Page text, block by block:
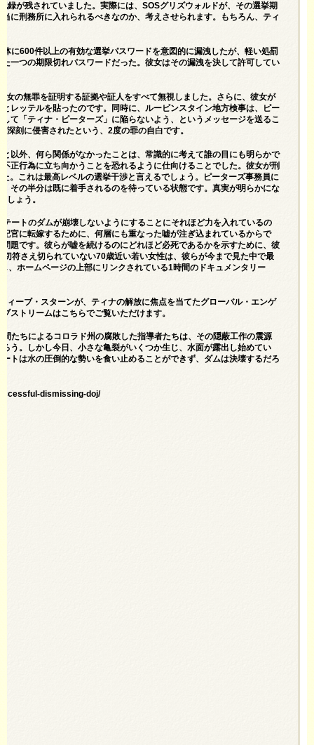
が残されていました。実際には、SOSグリズウォルドが、その選挙期
に刑務所に入れられるべきなのか、考えさせられます。もちろん、ティ
に600件以上の有効な選挙パスワードを意図的に漏洩したが、軽い処罰
一つの期限切れパスワードだった。彼女はその漏洩を決して許可してい
の無罪を証明する証拠や証人をすべて無視しました。さらに、彼女が
とレッテルを貼ったのです。同時に、ルービンスタイン地方検事は、ピー
て「ティナ・ピーターズ」に陥らないよう、という メッセージを送るこ
刻に侵害されたという、2度の罪の自白です。
以外、何ら関係がなかったことは、常識的に考えて誰の目にも明らかで
正行為に立ち向かうことを恐れるように仕向けることでした。彼女が刑
。これは最高レベルの選挙干渉と言えるでしょう。ピーターズ事務員に
その半分は既に着手されるのを待っている状態です。真実が明らかにな
しょう。
ートのダムが崩壊しないようにすることにそれほど力を入れているの
官に転嫁するために、何層にも重なった嘘が注ぎ込まれているからで
題です。彼らが嘘を続けるのにどれほど必死であるかを示すために、彼
符さえ切られていない70歳近い若い女性は、彼らが今まで見た中で最
、ホームページの上部にリンクされている1時間のドキュメンタリー
ーブ・スターンが、ティナの解放に焦点を当てたグローバル・エンゲ
ストリームはこちらでご覧いただけます。
たちによるコロラド州の腐敗した指導者たちは、その隠蔽工作の震源
う。しかし今日、小さな亀裂がいくつか生じ、水面が露出し始めてい
トは水の圧倒的な勢いを食い止めることができず、ダムは決壊するだろ
dismissing-doj/